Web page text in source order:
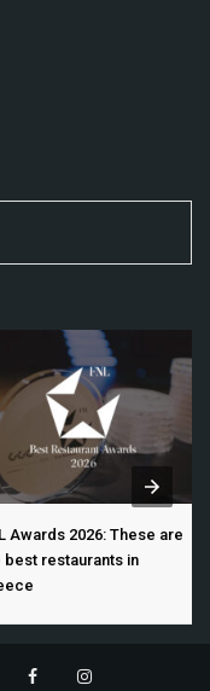
Awards 2026: These are
best restaurants in